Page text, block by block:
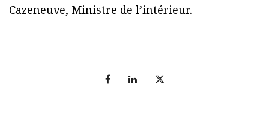
Cazeneuve, Ministre de l’intérieur.